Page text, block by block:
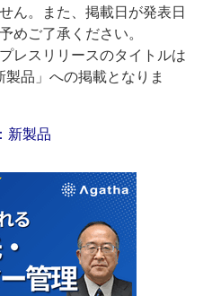
ん。また、掲載日が発表日
めご了承ください。
レスリリースのタイトルは
製品」への掲載となりま
新製品